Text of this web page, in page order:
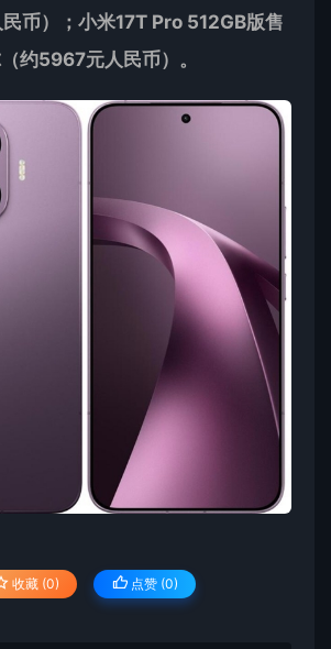
币）；小米17T Pro 512GB版售
约5967元人民币）。
收藏 (0) 点赞 (0)